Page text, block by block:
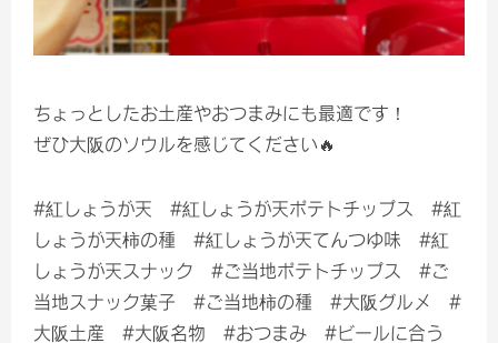
ちょっとしたお土産やおつまみにも最適です！
ぜひ大阪のソウルを感じてください🔥
#紅しょうが天 #紅しょうが天ポテトチップス #紅
しょうが天柿の種 #紅しょうが天てんつゆ味 #紅
しょうが天スナック #ご当地ポテトチップス #ご
当地スナック菓子 #ご当地柿の種 #大阪グルメ #
大阪土産 #大阪名物 #おつまみ #ビールに合う